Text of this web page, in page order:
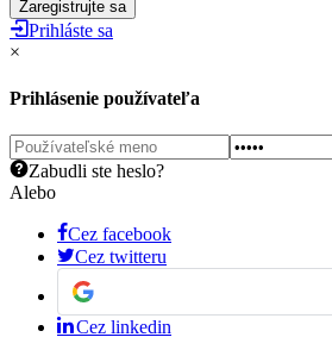
Prihláste sa
×
Prihlásenie používateľa
Zabudli ste heslo?
Alebo
Cez facebook
Cez twitteru
Cez linkedin